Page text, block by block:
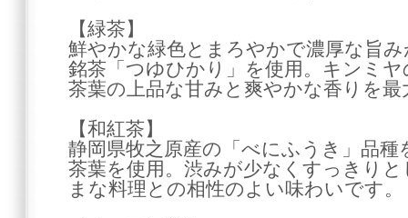
【緑茶】
鮮やかな緑色とまろやかで濃厚な旨
銘茶「つゆひかり」を使用。キンミ
茶葉の上品な甘みと爽やかな香りを
【和紅茶】
静岡県牧之原産の「べにふうき」品
茶葉を使用。渋みが少なくすっきり
まな料理との相性のよい味わいです。